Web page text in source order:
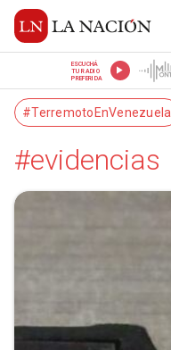
ESCUCHÁ
TU RADIO
PREFERIDA
#TerremotoEnVenezuela
#evidencias